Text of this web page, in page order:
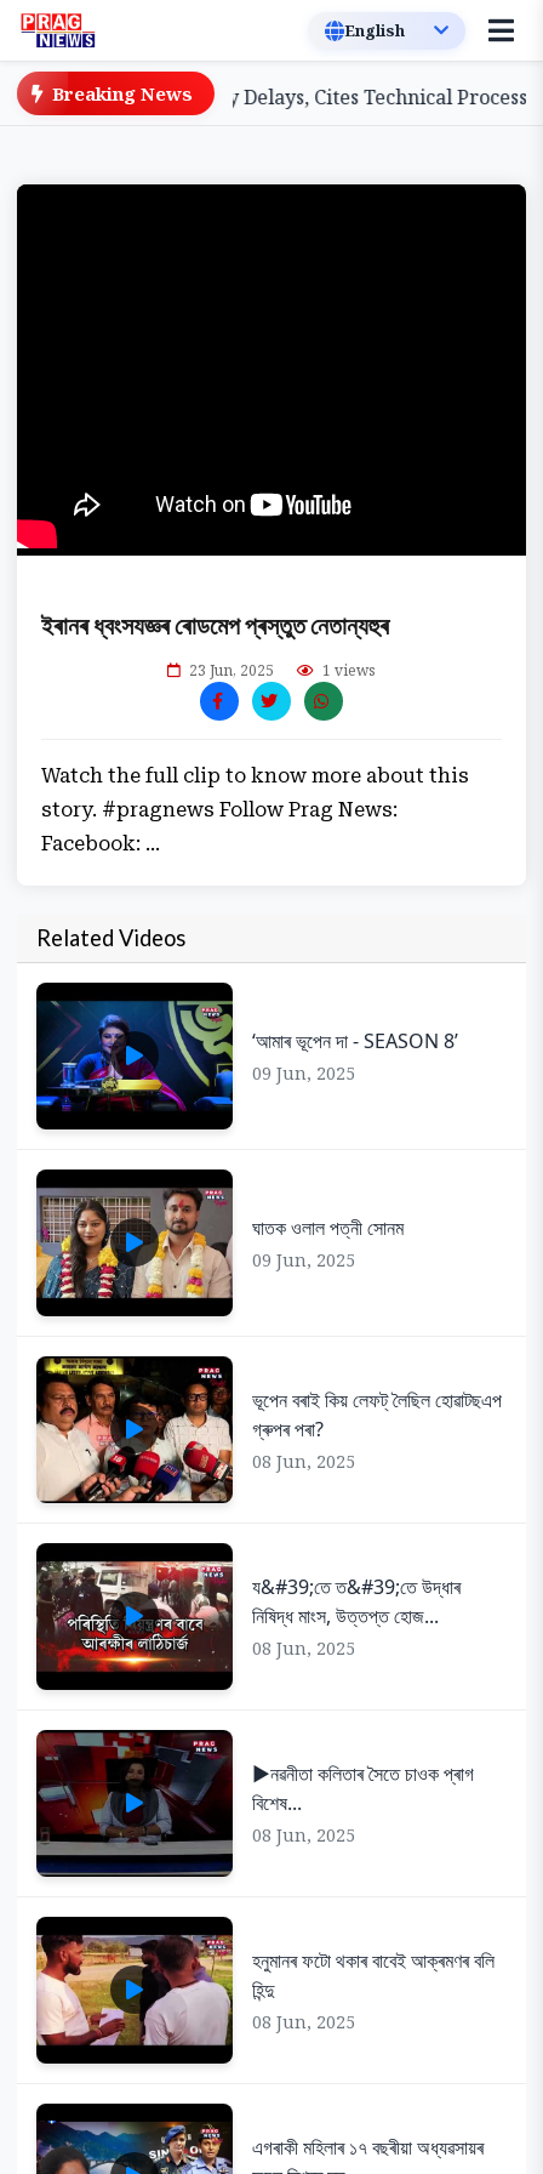
Breaking News
Teachers on Salary Delays, Cites Technical Process
ইৰানৰ ধ্বংসযজ্ঞৰ ৰোডমেপ প্ৰস্তুত নেতান্যহুৰ
23 Jun, 2025 1 views
Watch the full clip to know more about this
story. #pragnews Follow Prag News:
Facebook: ...
Related Videos
‘আমাৰ ভূপেন দা - SEASON 8’
09 Jun, 2025
ঘাতক ওলাল পত্নী সোনম
09 Jun, 2025
ভূপেন বৰাই কিয় লেফট্ লৈছিল হোৱাটছএপ
গ্ৰুপৰ পৰা?
08 Jun, 2025
য&#39;তে ত&#39;তে উদ্ধাৰ
নিষিদ্ধ মাংস, উত্তপ্ত হোজ...
08 Jun, 2025
▶️নৱনীতা কলিতাৰ সৈতে চাওক প্ৰাগ
বিশেষ...
08 Jun, 2025
হনুমানৰ ফটো থকাৰ বাবেই আক্ৰমণৰ বলি
হিন্দু
08 Jun, 2025
এগৰাকী মহিলাৰ ১৭ বছৰীয়া অধ্যৱসায়ৰ